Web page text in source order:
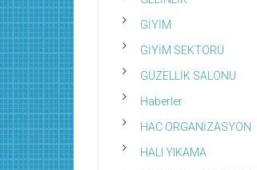
GİYİM
GİYİM SEKTÖRÜ
GÜZELLİK SALONU
Haberler
HAC ORGANİZASYON
HALI YIKAMA